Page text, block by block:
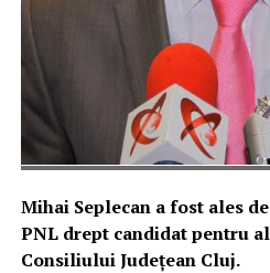
Mihai Seplecan a fost ales
PNL drept candidat pentru
Consiliului Județean Cluj.